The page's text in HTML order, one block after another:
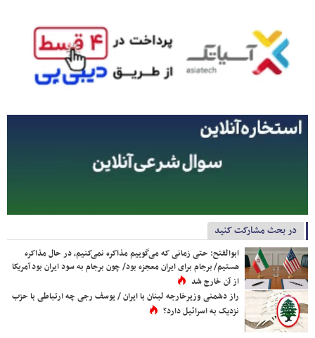
در بحث مشارکت کنید
ابوالفتح: حتی زمانی که می‌گوییم مذاکره نمی‌کنیم، در حال مذاکره
هستیم/ برجام برای ایران معجزه بود/ چون برجام به سود ایران بود آمریکا
از آن خارج شد
راز دشمنی وزیرخارجه لبنان با ایران / یوسف رجی چه ارتباطی با حزب
نزدیک به اسرائیل دارد؟